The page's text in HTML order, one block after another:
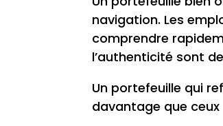
navigation. Les
comprendre
l’authenticité sont
Un portefeuille qui
davantage que